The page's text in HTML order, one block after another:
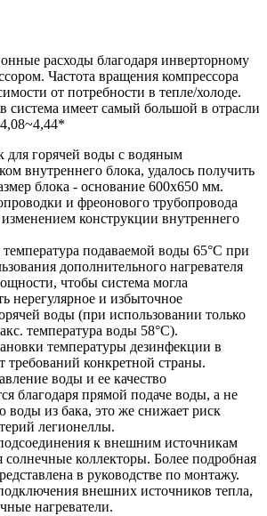
расходы благодаря инверторному
Частота вращения компрессора
от потребности в тепле/холоде.
система имеет самый большой в отрасли
для горячей воды с водяным
внутреннего блока, удалось получить
блока - основание 600х650 мм.
и фреонового трубопровода
конструкции внутреннего
подаваемой воды 65°С при
дополнительного нагревателя
чтобы система могла
нерегулярное и избыточное
воды (при использовании только
температура воды 58°С).
температуры дезинфекции в
требований конкретной страны.
воды и ее качество
благодаря прямой подаче воды, а не
воды из бака, это же снижает риск
легионеллы.
к внешним источникам
солнечные коллекторы. Более подробная
в руководстве по монтажу.
внешних источников тепла,
нагреватели.